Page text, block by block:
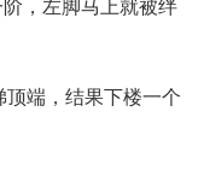
，左脚马上就被绊
端，结果下楼一个